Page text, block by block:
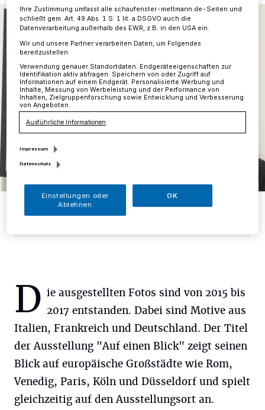
Hossein Asivand möchte auch den Kölner Dom noch malen.
Foto: RG
D ie ausgestellten Fotos sind von 2015 bis
2017 entstanden. Dabei sind Motive aus
Italien, Frankreich und Deutschland. Der Titel
der Ausstellung "Auf einen Blick" zeigt seinen
Blick auf europäische Großstädte wie Rom,
Venedig, Paris, Köln und Düsseldorf und spielt
gleichzeitig auf den Ausstellungsort an.
Ihre Zustimmung umfasst alle schaufenster-mettmann.de-Seiten und
schließt gem. Art. 49 Abs. 1 S. 1 lit. a DSGVO auch die
Datenverarbeitung außerhalb des EWR, z.B. in den USA ein.
Wir und unsere Partner verarbeiten Daten, um Folgendes
bereitzustellen:
Verwendung genauer Standortdaten. Endgeräteeigenschaften zur
Identifikation aktiv abfragen. Speichern von oder Zugriff auf
Informationen auf einem Endgerät. Personalisierte Werbung und
Inhalte, Messung von Werbeleistung und der Performance von
Inhalten, Zielgruppenforschung sowie Entwicklung und Verbesserung
von Angeboten.
Ausführliche Informationen
Impressum
Datenschutz
Einstellungen oder
Ablehnen
OK